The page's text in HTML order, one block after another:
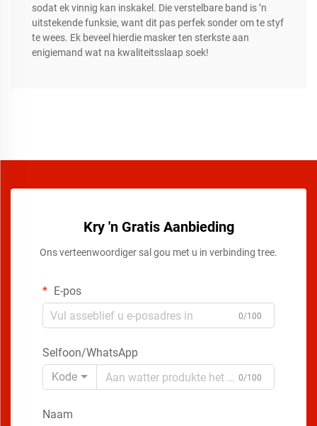
sodat ek vinnig kan inskakel. Die verstelbare band is ’n
uitstekende funksie, want dit pas perfek sonder om te styf
te wees. Ek beveel hierdie masker ten sterkste aan
enigiemand wat na kwaliteitsslaap soek!
Kry 'n Gratis Aanbieding
Ons verteenwoordiger sal gou met u in verbinding tree.
E-pos
0/100
Selfoon/WhatsApp
Kode
0/100
Naam